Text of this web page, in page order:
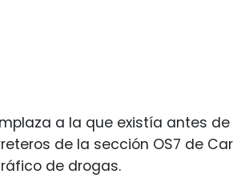
a la que existía antes
de la sección OS7 de
de drogas.